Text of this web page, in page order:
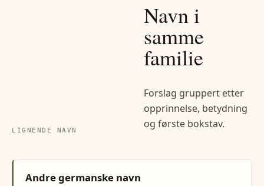
LIGNENDE NAVN
Navn i
samme
familie
Forslag gruppert etter
opprinnelse, betydning
og første bokstav.
Andre germanske navn